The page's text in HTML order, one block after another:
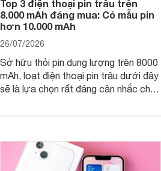
Top 3 điện thoại pin trâu trên
8.000 mAh đáng mua: Có mẫu pin
hơn 10.000 mAh
26/07/2026
Sở hữu thỏi pin dung lượng trên 8000
mAh, loạt điện thoại pin trâu dưới đây
sẽ là lựa chọn rất đáng cân nhắc cho